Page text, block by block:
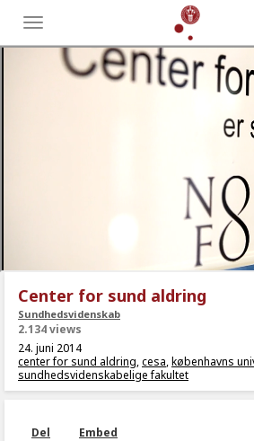
Toggle
menu
Center for sund aldring
Sundhedsvidenskab
2.134 views
24. juni 2014
center for sund aldring,cesa,københavns
sundhedsvidenskabelige fakultet
Del Embed